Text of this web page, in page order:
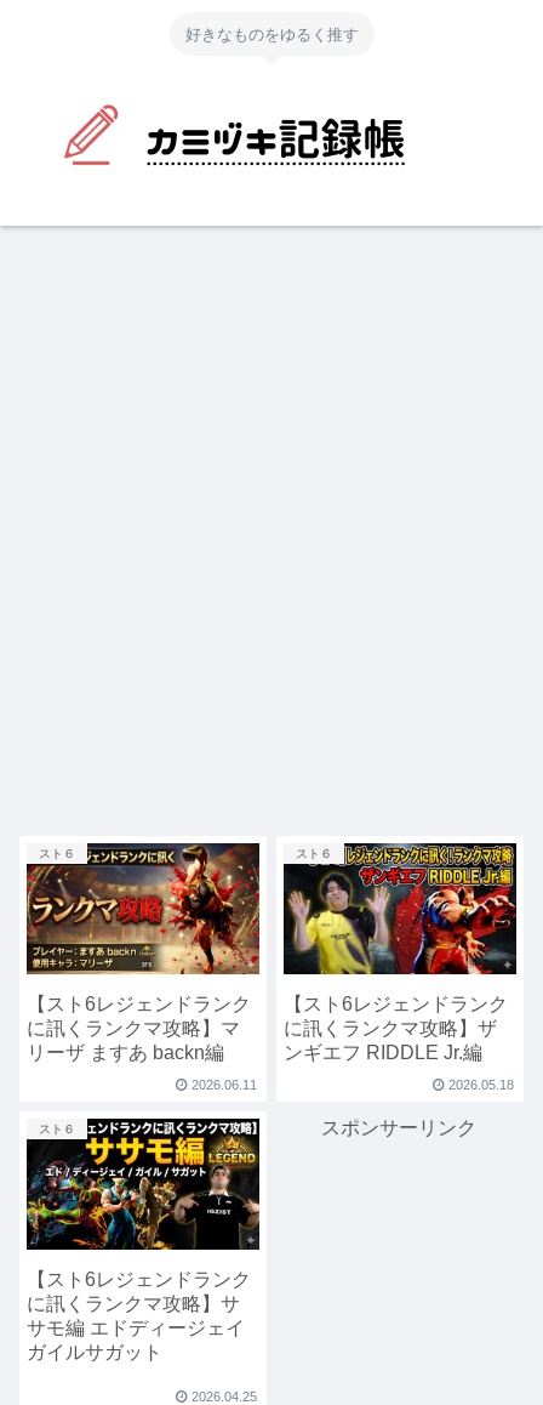
好きなものをゆるく推す
スト６
【スト6レジェンドランク
に訊くランクマ攻略】マ
リーザ ますあ backn編
2026.06.11
スト６
【スト6レジェンドランク
に訊くランクマ攻略】ザ
ンギエフ RIDDLE Jr.編
2026.05.18
スト６
【スト6レジェンドランク
に訊くランクマ攻略】サ
サモ編 エドディージェイ
ガイルサガット
2026.04.25
スポンサーリンク